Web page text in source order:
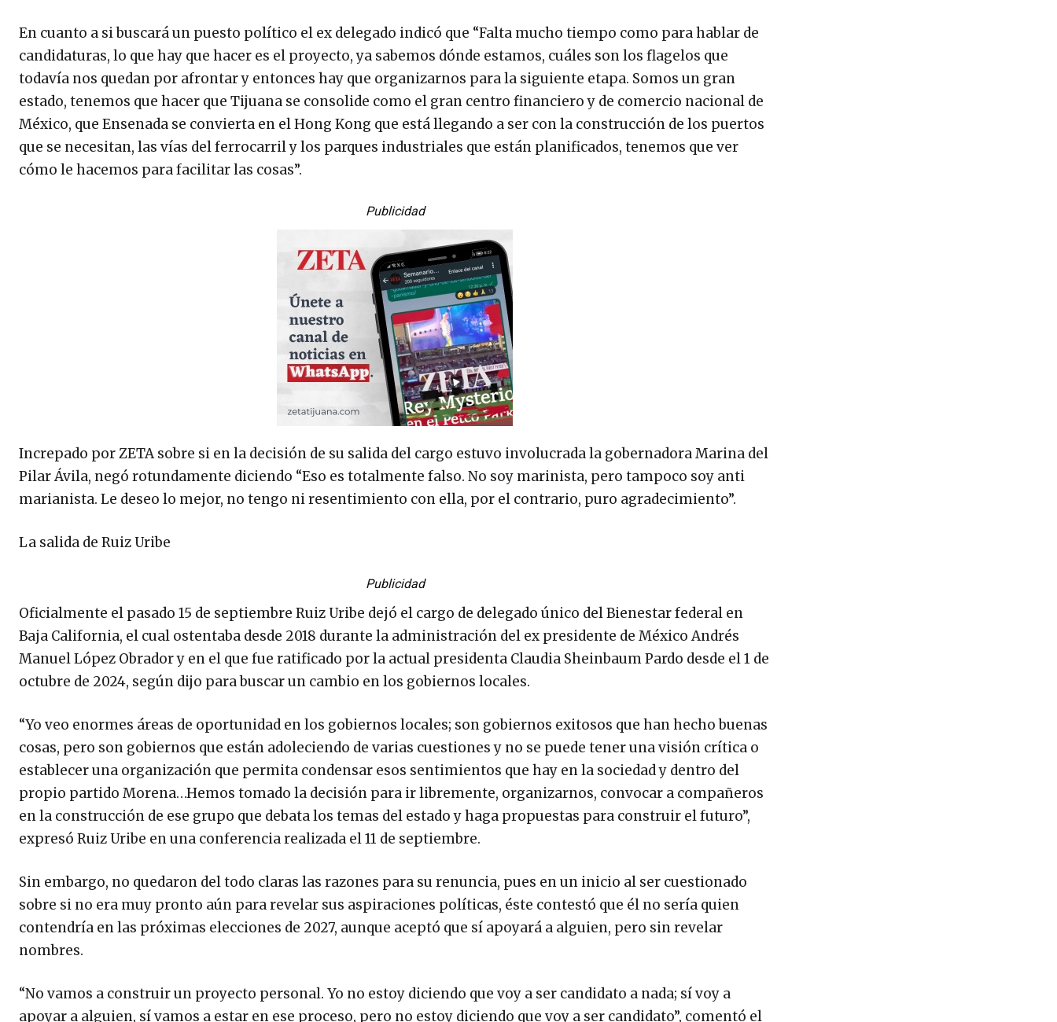
En cuanto a si buscará un puesto político el ex delegado indicó que “Falta mucho tiempo como para hablar de
candidaturas, lo que hay que hacer es el proyecto, ya sabemos dónde estamos, cuáles son los flagelos que
todavía nos quedan por afrontar y entonces hay que organizarnos para la siguiente etapa. Somos un gran
estado, tenemos que hacer que Tijuana se consolide como el gran centro financiero y de comercio nacional de
México, que Ensenada se convierta en el Hong Kong que está llegando a ser con la construcción de los puertos
que se necesitan, las vías del ferrocarril y los parques industriales que están planificados, tenemos que ver
cómo le hacemos para facilitar las cosas”.
Publicidad
Increpado por ZETA sobre si en la decisión de su salida del cargo estuvo involucrada la gobernadora Marina del
Pilar Ávila, negó rotundamente diciendo “Eso es totalmente falso. No soy marinista, pero tampoco soy anti
marianista. Le deseo lo mejor, no tengo ni resentimiento con ella, por el contrario, puro agradecimiento”.
La salida de Ruiz Uribe
Publicidad
Oficialmente el pasado 15 de septiembre Ruiz Uribe dejó el cargo de delegado único del Bienestar federal en
Baja California, el cual ostentaba desde 2018 durante la administración del ex presidente de México Andrés
Manuel López Obrador y en el que fue ratificado por la actual presidenta Claudia Sheinbaum Pardo desde el 1 de
octubre de 2024, según dijo para buscar un cambio en los gobiernos locales.
“Yo veo enormes áreas de oportunidad en los gobiernos locales; son gobiernos exitosos que han hecho buenas
cosas, pero son gobiernos que están adoleciendo de varias cuestiones y no se puede tener una visión crítica o
establecer una organización que permita condensar esos sentimientos que hay en la sociedad y dentro del
propio partido Morena…Hemos tomado la decisión para ir libremente, organizarnos, convocar a compañeros
en la construcción de ese grupo que debata los temas del estado y haga propuestas para construir el futuro”,
expresó Ruiz Uribe en una conferencia realizada el 11 de septiembre.
Sin embargo, no quedaron del todo claras las razones para su renuncia, pues en un inicio al ser cuestionado
sobre si no era muy pronto aún para revelar sus aspiraciones políticas, éste contestó que él no sería quien
contendría en las próximas elecciones de 2027, aunque aceptó que sí apoyará a alguien, pero sin revelar
nombres.
“No vamos a construir un proyecto personal. Yo no estoy diciendo que voy a ser candidato a nada; sí voy a
apoyar a alguien, sí vamos a estar en ese proceso, pero no estoy diciendo que voy a ser candidato”, comentó el